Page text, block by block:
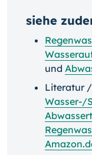
siehe
und
Literatur /
Wasser-/